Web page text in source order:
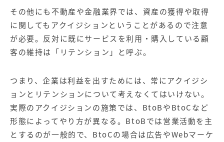
マーケティングサービスの製品
【店舗型ビジネス向け】エリ
ア
【金融機関向け】マーケティ
ング
【IT企業向け】マーケティン
グ
サービス
SNSアカウント運用代行サー
ビス（LINE）
広告プロモーションの製品
その他にも不動産や金融業界では、資産の獲得や取得
に関してもアクイジションということがあるので注意
が必要。反対に既にサービスを利用・購入している顧
客の維持は「リテンション」と呼ぶ。
つまり、企業は利益を出すためには、常にアクイジシ
ョンとリテンションについて考えなくてはいけない。
実際のアクイジションの施策では、BtoBやBtoCなど
形態によってやり方が異なる。BtoBでは営業活動を主
とするのが一般的で、BtoCの場合は広告やWebマーケ